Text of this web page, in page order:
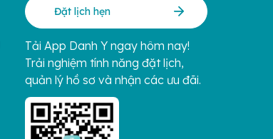
Đặt lịch hẹn
Tải App Danh Y ngay hôm nay!
Trải nghiệm tính năng đặt lịch,
quản lý hồ sơ và nhận các ưu đãi.